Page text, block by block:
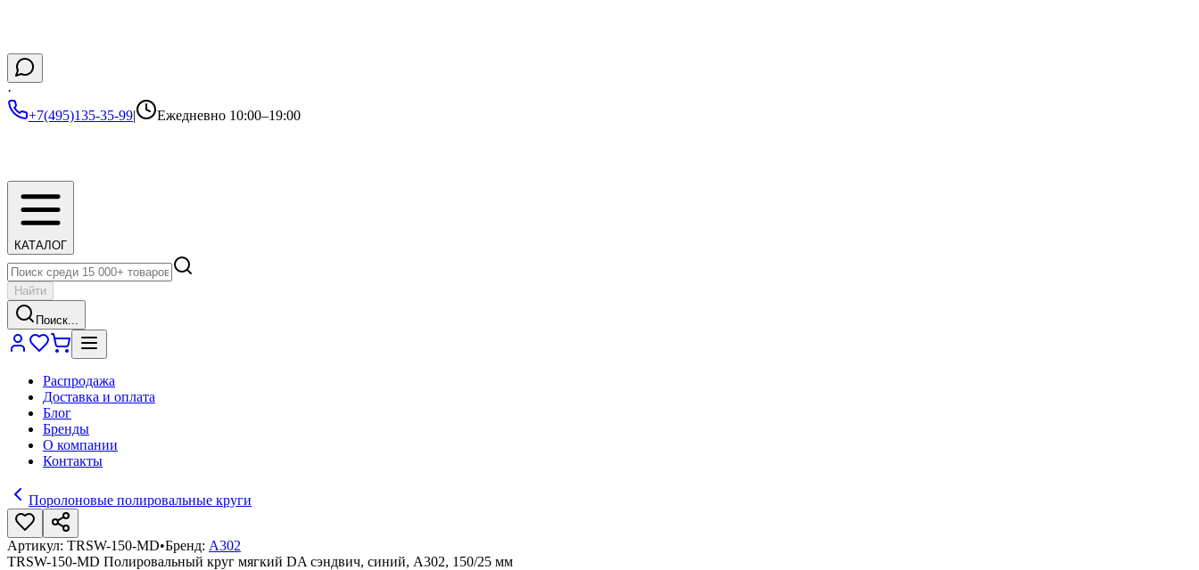
·
+7(495)135-35-99| Ежедневно 10:00–19:00
КАТАЛОГ
Найти
Поиск...
Распродажа
Доставка и оплата
Блог
Бренды
О компании
Контакты
Поролоновые полировальные круги
Артикул: TRSW-150-MD•Бренд: A302
TRSW-150-MD Полировальный круг мягкий DA сэндвич, синий, A302, 150/25 мм